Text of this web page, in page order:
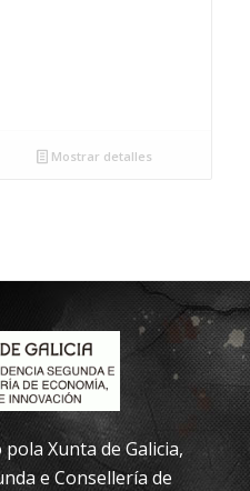
Mostrar detalles
Xunta de Galicia,
e Consellería de